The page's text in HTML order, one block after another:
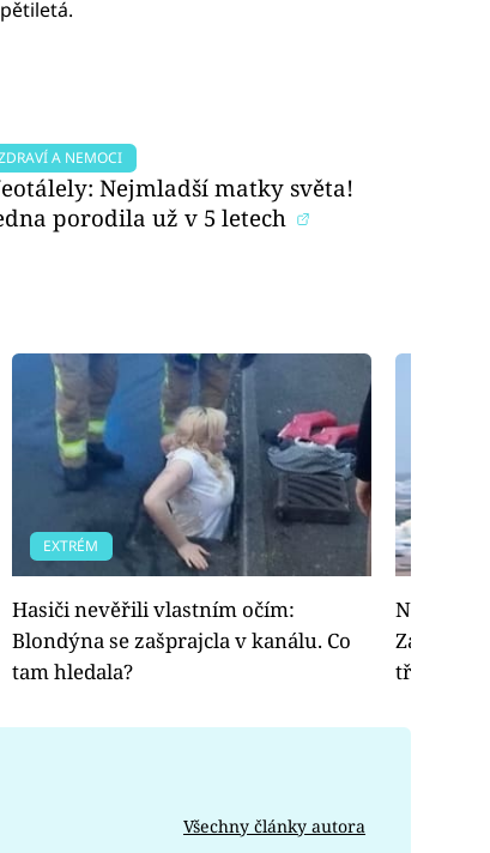
A NEMOCI
Nejmladší matky světa!
porodila už v 5 letech
EXTRÉM
Hasiči nevěřili vlastním očím:
Blondýna se zašprajcla v kanálu. Co
tam hledala?
Nejhorší
třemi
Všechny články autora